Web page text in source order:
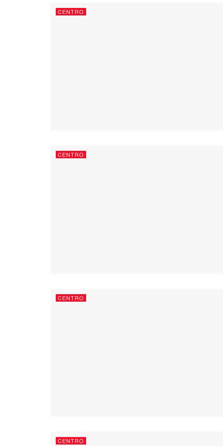
CENTRO
CENTRO
CENTRO
CENTRO